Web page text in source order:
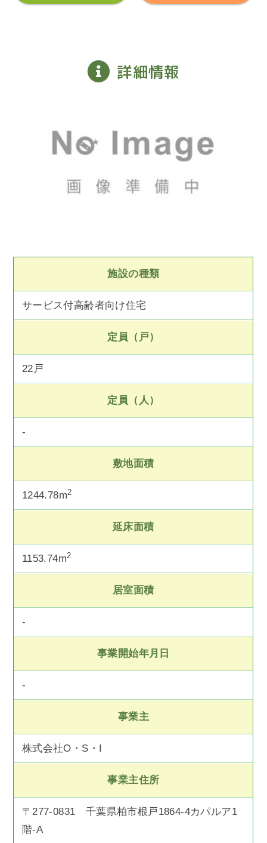
詳細情報
施設の種類
サービス付高齢者向け住宅
定員（戸）
22戸
定員（人）
-
敷地面積
1244.78m2
延床面積
1153.74m2
居室面積
-
事業開始年月日
-
事業主
株式会社O・S・I
事業主住所
〒277-0831 千葉県柏市根戸1864-4カパルア1
階-A